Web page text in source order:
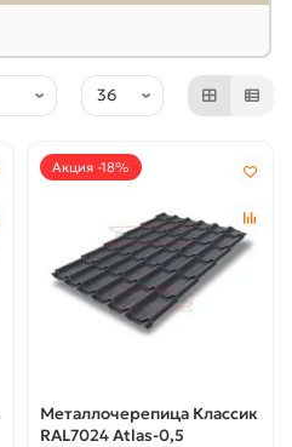
Акция -18%
Металлочерепица Классик
RAL7024 Atlas-0,5